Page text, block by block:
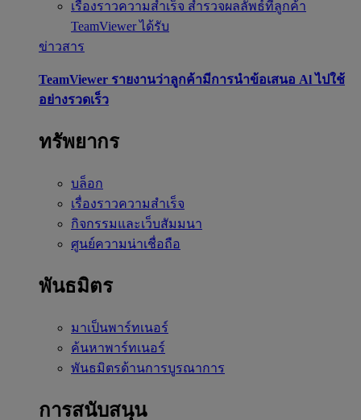
เรื่องราวความสำเร็จ สำรวจผลลัพธ์ที่ลูกค้า
TeamViewer ได้รับ
ข่าวสาร
TeamViewer รายงานว่าลูกค้ามีการนำข้อเสนอ Al ไปใช้
อย่างรวดเร็ว
ทรัพยากร
บล็อก
เรื่องราวความสำเร็จ
กิจกรรมและเว็บสัมมนา
ศูนย์ความน่าเชื่อถือ
พันธมิตร
มาเป็นพาร์ทเนอร์
ค้นหาพาร์ทเนอร์
พันธมิตรด้านการบูรณาการ
การสนับสนุน